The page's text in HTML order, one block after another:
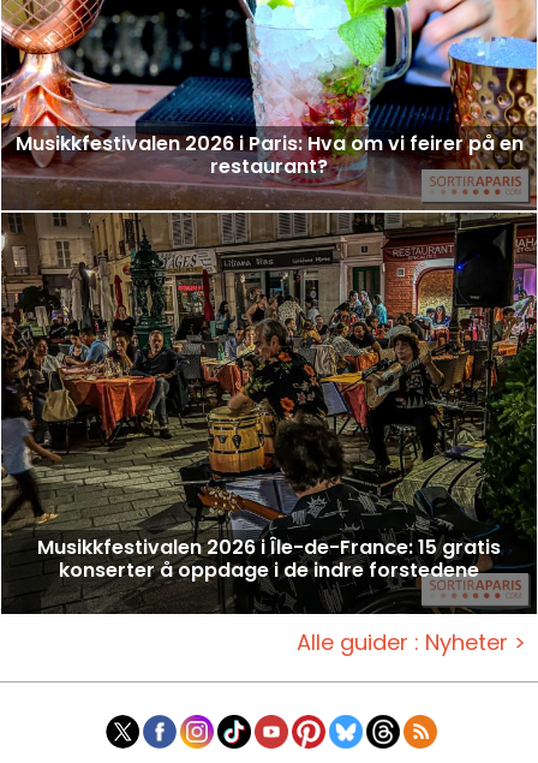
Musikkfestivalen 2026 i Paris: Hva om vi feirer på en
restaurant?
Musikkfestivalen 2026 i Île-de-France: 15 gratis
konserter å oppdage i de indre forstedene
Alle guider : Nyheter >